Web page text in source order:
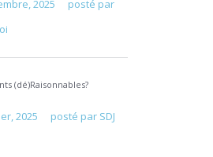
2025
posté par
(dé)Raisonnables?
2025 posté par SDJ